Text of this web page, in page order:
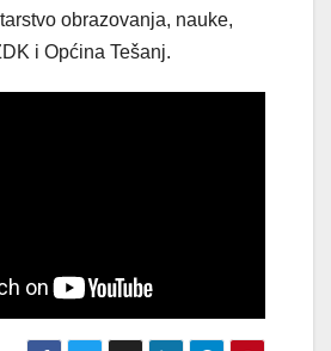
obrazovanja, nauke,
i Općina Tešanj.